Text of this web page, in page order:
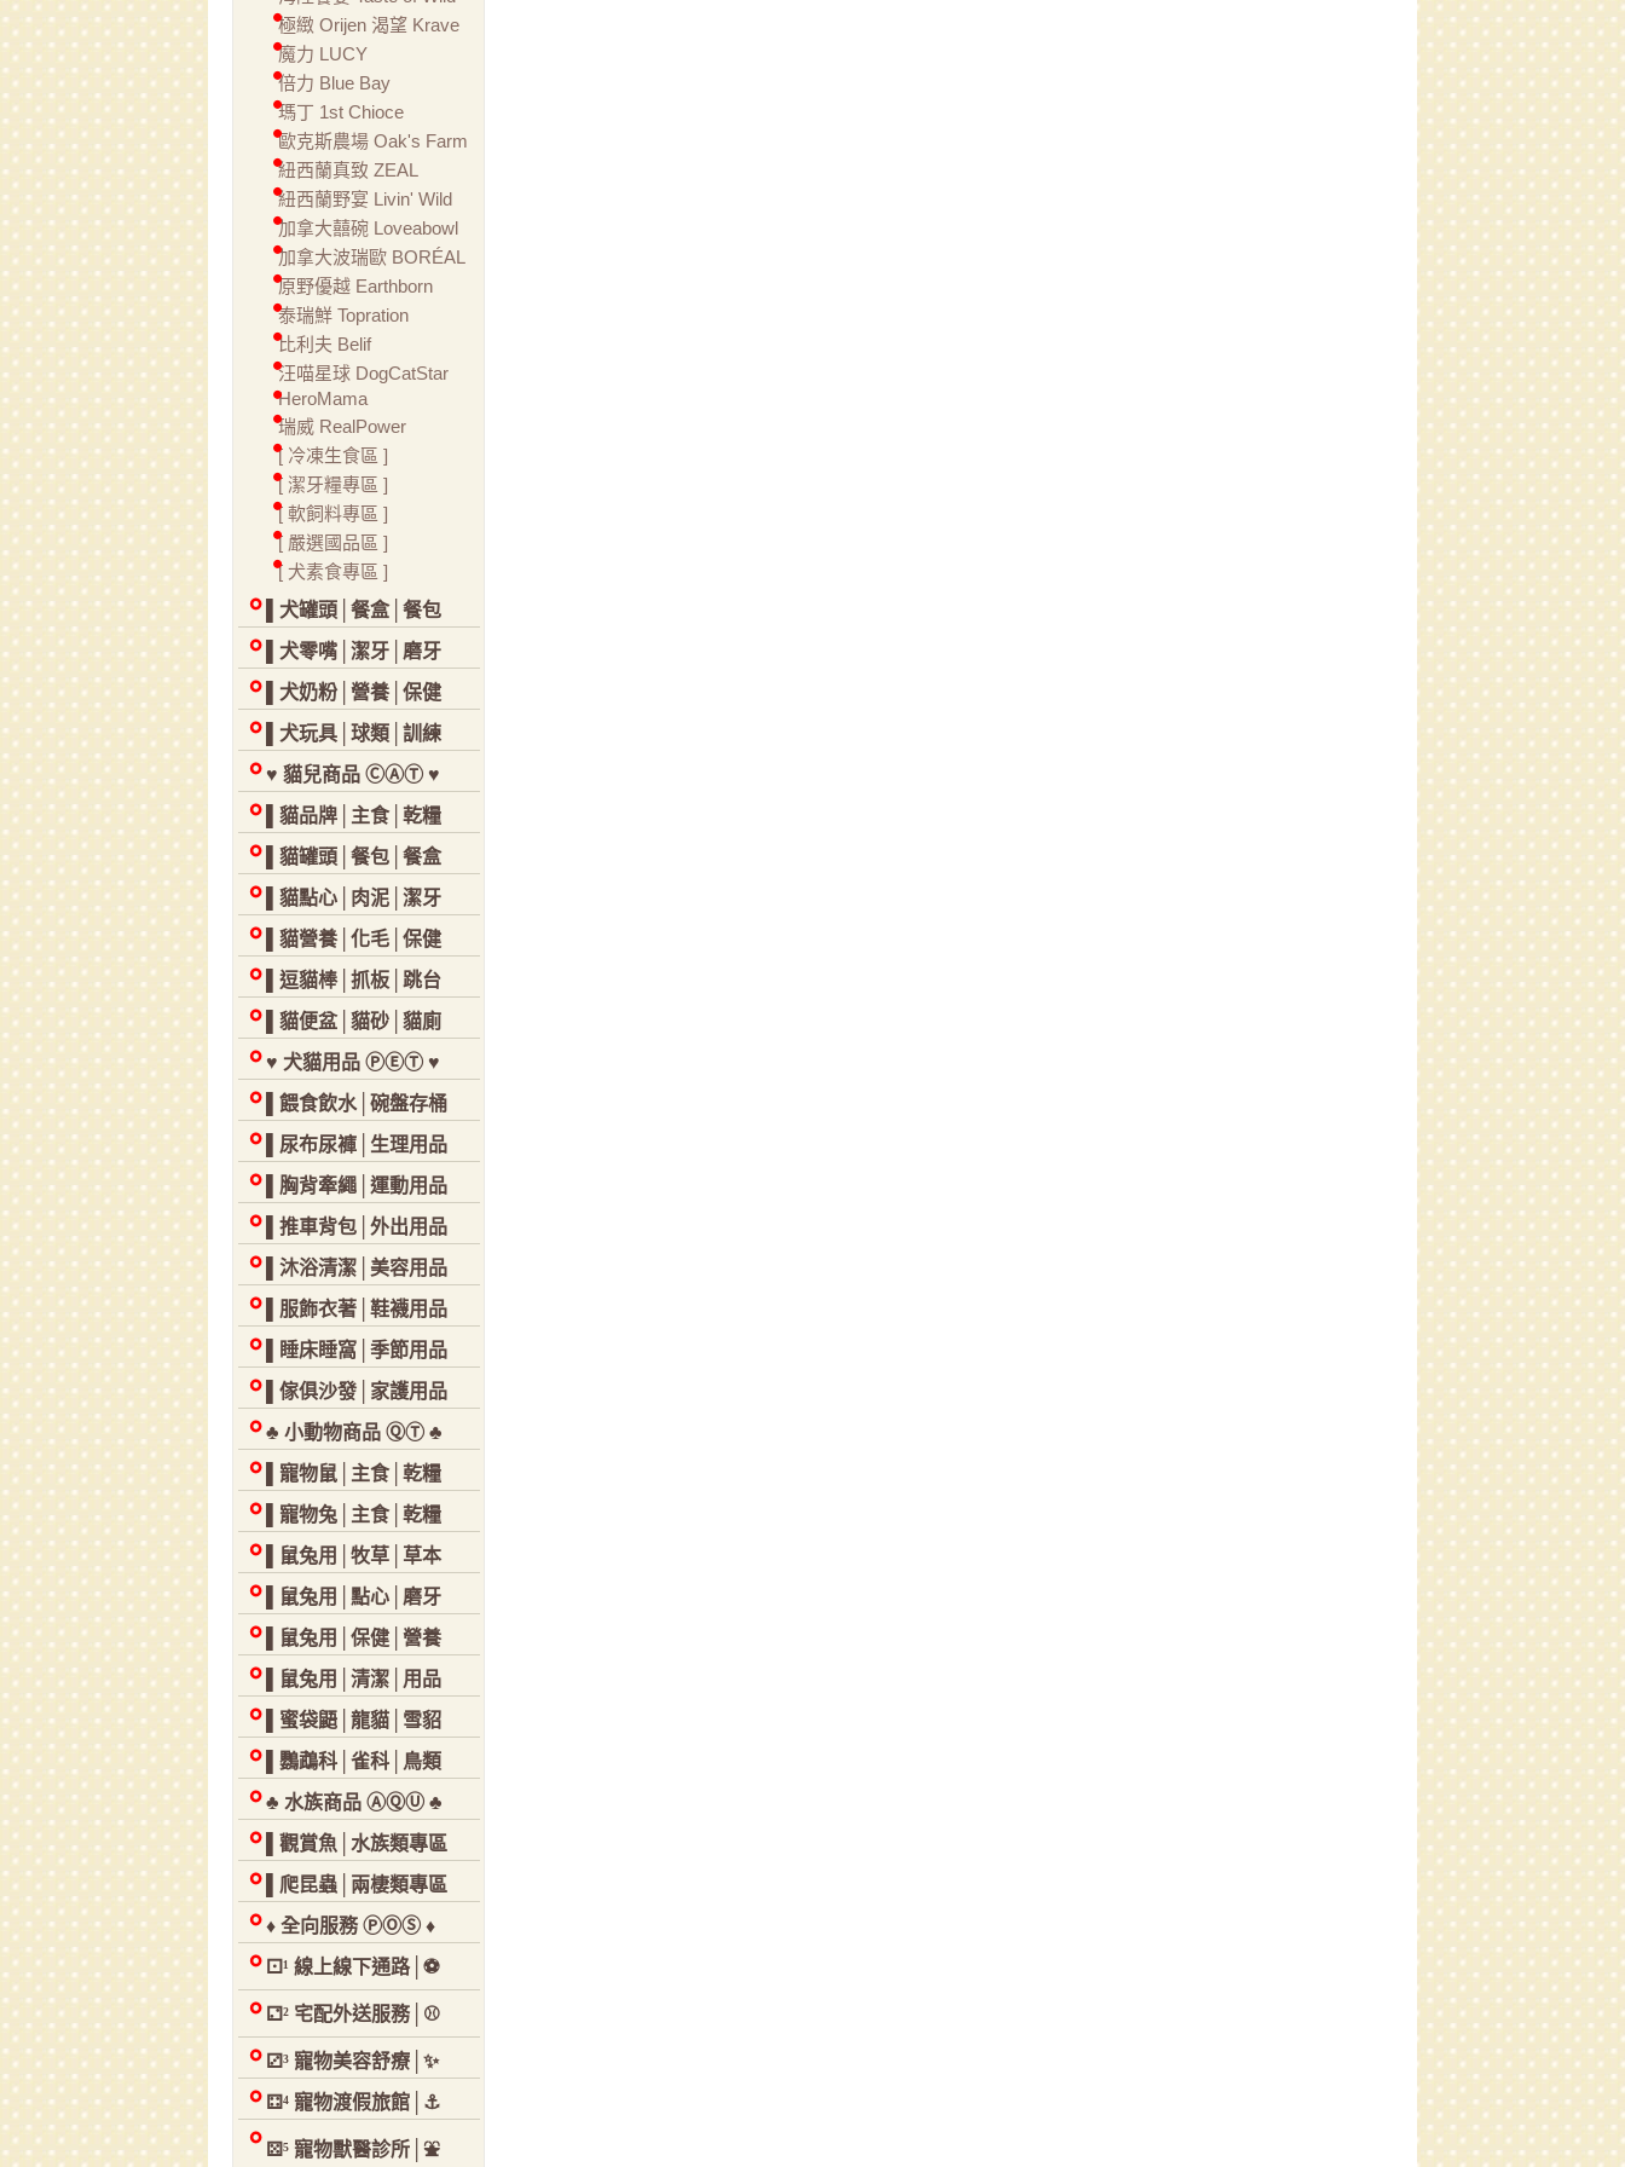
極緻 Orijen 渴望 Krave
魔力 LUCY
倍力 Blue Bay
瑪丁 1st Chioce
歐克斯農場 Oak's Farm
紐西蘭真致 ZEAL
紐西蘭野宴 Livin' Wild
加拿大囍碗 Loveabowl
加拿大波瑞歐 BORÉAL
原野優越 Earthborn
泰瑞鮮 Topration
比利夫 Belif
汪喵星球 DogCatStar
HeroMama
瑞威 RealPower
[ 冷凍生食區 ]
[ 潔牙糧專區 ]
[ 軟飼料專區 ]
[ 嚴選國品區 ]
[ 犬素食專區 ]
▌犬罐頭│餐盒│餐包
▌犬零嘴│潔牙│磨牙
▌犬奶粉│營養│保健
▌犬玩具│球類│訓練
♥ 貓兒商品 ⒸⒶⓉ ♥
▌貓品牌│主食│乾糧
▌貓罐頭│餐包│餐盒
▌貓點心│肉泥│潔牙
▌貓營養│化毛│保健
▌逗貓棒│抓板│跳台
▌貓便盆│貓砂│貓廁
♥ 犬貓用品 ⓅⒺⓉ ♥
▌餵食飲水│碗盤存桶
▌尿布尿褲│生理用品
▌胸背牽繩│運動用品
▌推車背包│外出用品
▌沐浴清潔│美容用品
▌服飾衣著│鞋襪用品
▌睡床睡窩│季節用品
▌傢俱沙發│家護用品
♣ 小動物商品 ⓆⓉ ♣
▌寵物鼠│主食│乾糧
▌寵物兔│主食│乾糧
▌鼠兔用│牧草│草本
▌鼠兔用│點心│磨牙
▌鼠兔用│保健│營養
▌鼠兔用│清潔│用品
▌蜜袋鼯│龍貓│雪貂
▌鸚鵡科│雀科│鳥類
♣ 水族商品 ⒶⓆⓊ ♣
▌觀賞魚│水族類專區
▌爬昆蟲│兩棲類專區
♦ 全向服務 ⓅⓄⓈ ♦
⚀¹ 線上線下通路│⚽
⚁² 宅配外送服務│⚾
⚂³ 寵物美容舒療│✨
⚃⁴ 寵物渡假旅館│⚓
⚄⁵ 寵物獸醫診所│⛲